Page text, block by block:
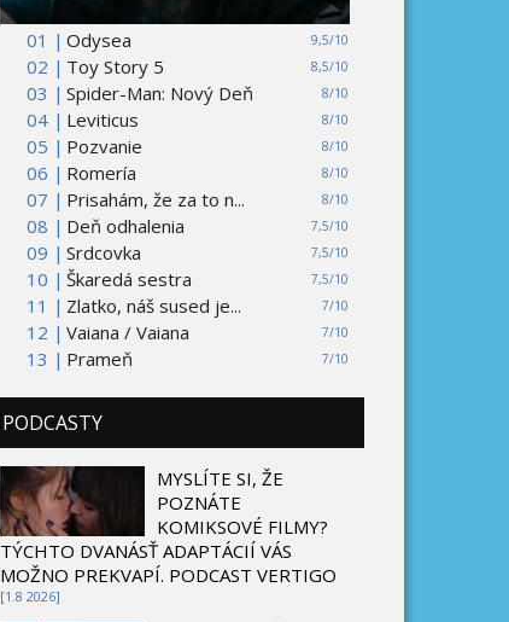
01 | 9,5/10
Odysea
02 |
8,5/10
Toy Story 5
03 |
8/10
Spider-Man: Nový Deň
04 |
8/10
Leviticus
05 |
8/10
Pozvanie
06 |
8/10
Romería
07 |
8/10
Prisahám, že za to n...
08 |
7,5/10
Deň odhalenia
09 |
7,5/10
Srdcovka
10 |
7,5/10
Škaredá sestra
11 |
7/10
Zlatko, náš sused je...
12 |
7/10
Vaiana / Vaiana
13 |
7/10
Prameň
PODCASTY
MYSLÍTE SI, ŽE
POZNÁTE
KOMIKSOVÉ FILMY?
TÝCHTO DVANÁSŤ ADAPTÁCIÍ VÁS
MOŽNO PREKVAPÍ. PODCAST VERTIGO
[1.8 2026]